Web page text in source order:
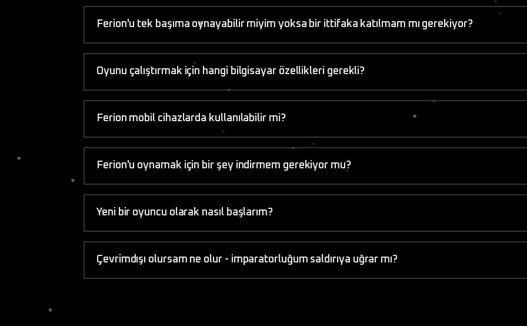
Ferion'u tek başıma oynayabilir miyim yoksa bir ittifaka katılmam mı gerekiyor?
Oyunu çalıştırmak için hangi bilgisayar özellikleri gerekli?
Ferion mobil cihazlarda kullanılabilir mi?
Ferion'u oynamak için bir şey indirmem gerekiyor mu?
Yeni bir oyuncu olarak nasıl başlarım?
Çevrimdışı olursam ne olur - imparatorluğum saldırıya uğrar mı?